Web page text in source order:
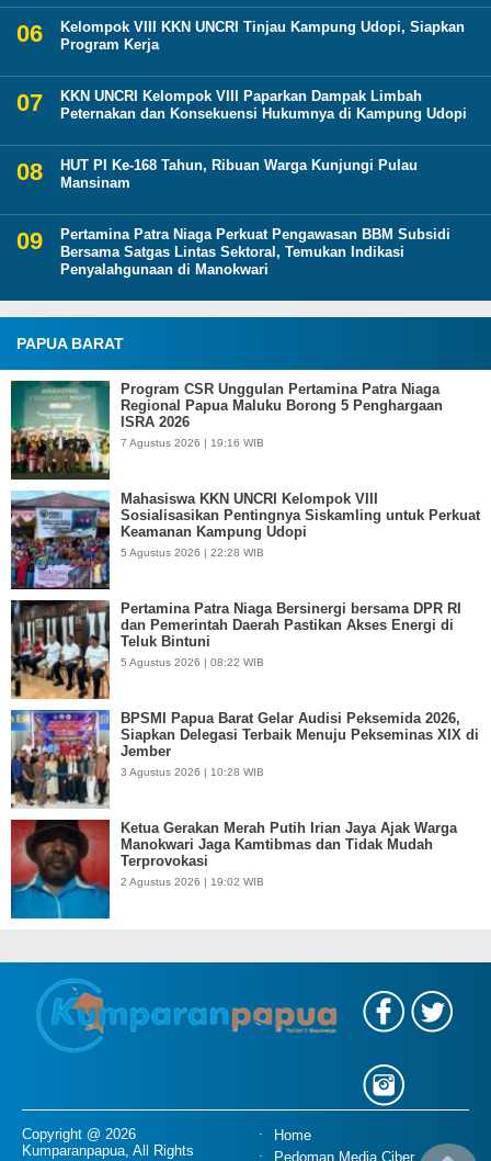
Kelompok VIII KKN UNCRI Tinjau Kampung Udopi, Siapkan
Program Kerja
KKN UNCRI Kelompok VIII Paparkan Dampak Limbah
Peternakan dan Konsekuensi Hukumnya di Kampung Udopi
HUT PI Ke-168 Tahun, Ribuan Warga Kunjungi Pulau
Mansinam
Pertamina Patra Niaga Perkuat Pengawasan BBM Subsidi
Bersama Satgas Lintas Sektoral, Temukan Indikasi
Penyalahgunaan di Manokwari
PAPUA BARAT
Program CSR Unggulan Pertamina Patra Niaga
Regional Papua Maluku Borong 5 Penghargaan
ISRA 2026
7 Agustus 2026 | 19:16 WIB
Mahasiswa KKN UNCRI Kelompok VIII
Sosialisasikan Pentingnya Siskamling untuk Perkuat
Keamanan Kampung Udopi
5 Agustus 2026 | 22:28 WIB
Pertamina Patra Niaga Bersinergi bersama DPR RI
dan Pemerintah Daerah Pastikan Akses Energi di
Teluk Bintuni
5 Agustus 2026 | 08:22 WIB
BPSMI Papua Barat Gelar Audisi Peksemida 2026,
Siapkan Delegasi Terbaik Menuju Pekseminas XIX di
Jember
3 Agustus 2026 | 10:28 WIB
Ketua Gerakan Merah Putih Irian Jaya Ajak Warga
Manokwari Jaga Kamtibmas dan Tidak Mudah
Terprovokasi
2 Agustus 2026 | 19:02 WIB
Copyright @ 2026
Kumparanpapua, All Rights
Home